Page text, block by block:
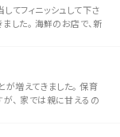
てフィニッシュして下さ
した。 海鮮のお店で、新
が増えてきました。 保育
、 家では親に甘えるの